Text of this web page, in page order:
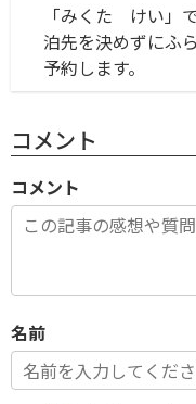
「みくた けい」
泊先を決めずにふ
予約します。
コメント
コメント
名前